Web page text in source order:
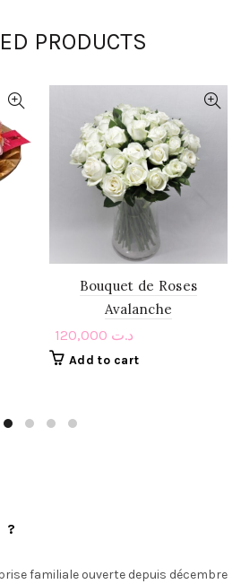
PRODUCTS
Bouquet de Roses
Avalanche
د.ت
Add to cart
?
familiale ouverte depuis décembre